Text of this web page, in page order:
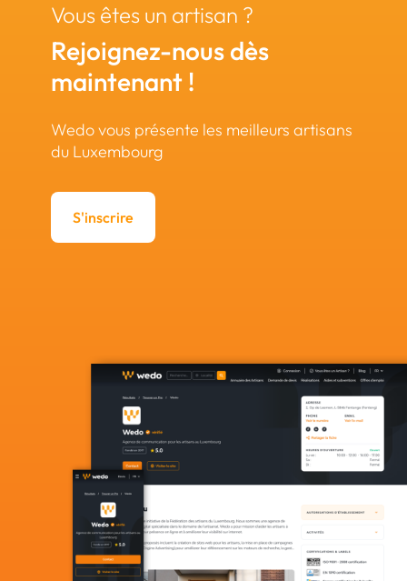
Vous êtes un artisan ?
Rejoignez-nous dès
maintenant !
Wedo vous présente les meilleurs artisans
du Luxembourg
S'inscrire